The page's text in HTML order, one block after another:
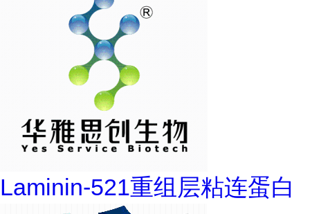
Laminin-521重组层粘连蛋白